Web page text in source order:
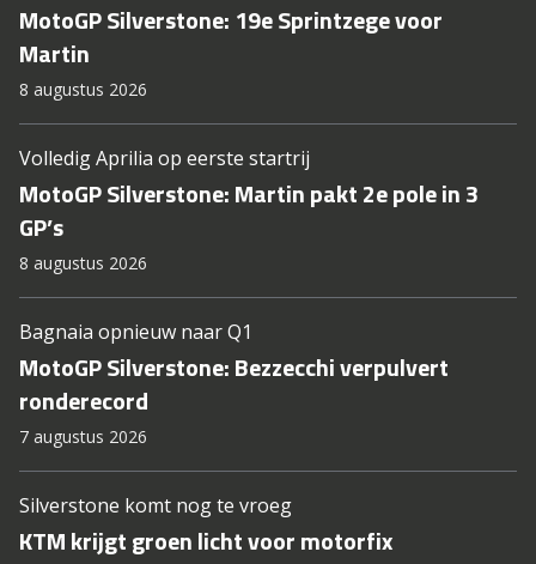
MotoGP Silverstone: 19e Sprintzege voor
Martin
8 augustus 2026
Volledig Aprilia op eerste startrij
MotoGP Silverstone: Martin pakt 2e pole in 3
GP’s
8 augustus 2026
Bagnaia opnieuw naar Q1
MotoGP Silverstone: Bezzecchi verpulvert
ronderecord
7 augustus 2026
Silverstone komt nog te vroeg
KTM krijgt groen licht voor motorfix